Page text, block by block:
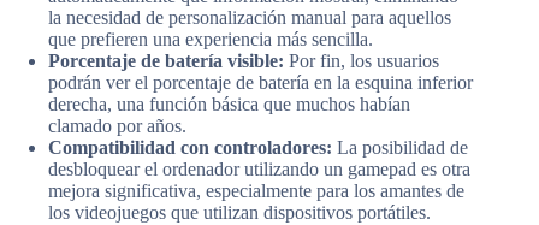
la necesidad de personalización manual para aquellos
que prefieren una experiencia más sencilla.
Porcentaje de batería visible: Por fin, los usuarios
podrán ver el porcentaje de batería en la esquina inferior
derecha, una función básica que muchos habían
clamado por años.
Compatibilidad con controladores: La posibilidad de
desbloquear el ordenador utilizando un gamepad es otra
mejora significativa, especialmente para los amantes de
los videojuegos que utilizan dispositivos portátiles.